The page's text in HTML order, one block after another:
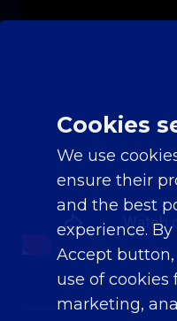
Cookies
We use
ensure their
and the best
experience.
Accept
use of cookies
marketing,